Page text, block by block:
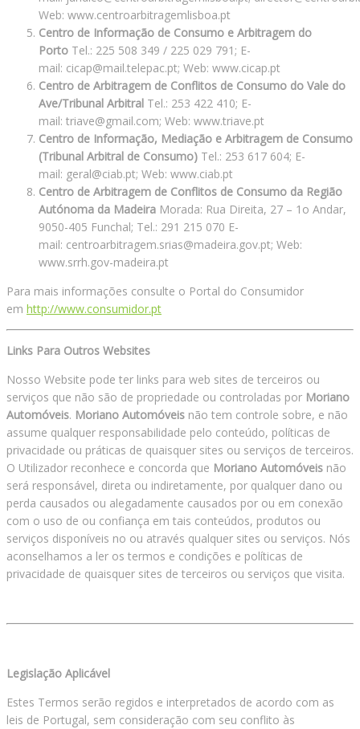
Web: www.centroarbitragemlisboa.pt
Centro de Informação de Consumo e Arbitragem do
Porto Tel.: 225 508 349 / 225 029 791; E-
mail: cicap@mail.telepac.pt; Web: www.cicap.pt
Centro de Arbitragem de Conflitos de Consumo do Vale do
Ave/Tribunal Arbitral Tel.: 253 422 410; E-
mail: triave@gmail.com; Web: www.triave.pt
Centro de Informação, Mediação e Arbitragem de Consumo
(Tribunal Arbitral de Consumo) Tel.: 253 617 604; E-
mail: geral@ciab.pt; Web: www.ciab.pt
Centro de Arbitragem de Conflitos de Consumo da Região
Autónoma da Madeira Morada: Rua Direita, 27 – 1o Andar,
9050-405 Funchal; Tel.: 291 215 070 E-
mail: centroarbitragem.srias@madeira.gov.pt; Web:
www.srrh.gov-madeira.pt
Para mais informações consulte o Portal do Consumidor
em http://www.consumidor.pt
Links Para Outros Websites
Nosso Website pode ter links para web sites de terceiros ou
serviços que não são de propriedade ou controladas por Moriano
Automóveis. Moriano Automóveis não tem controle sobre, e não
assume qualquer responsabilidade pelo conteúdo, políticas de
privacidade ou práticas de quaisquer sites ou serviços de terceiros.
O Utilizador reconhece e concorda que Moriano Automóveis não
será responsável, direta ou indiretamente, por qualquer dano ou
perda causados ou alegadamente causados por ou em conexão
com o uso de ou confiança em tais conteúdos, produtos ou
serviços disponíveis no ou através qualquer sites ou serviços. Nós
aconselhamos a ler os termos e condições e políticas de
privacidade de quaisquer sites de terceiros ou serviços que visita.
Legislação Aplicável
Estes Termos serão regidos e interpretados de acordo com as
leis de Portugal, sem consideração com seu conflito às